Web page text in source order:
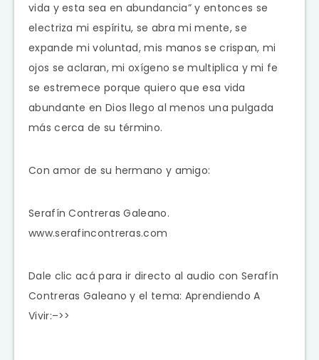
vida y esta sea en abundancia” y entonces se
electriza mi espíritu, se abra mi mente, se
expande mi voluntad, mis manos se crispan, mi
ojos se aclaran, mi oxígeno se multiplica y mi fe
se estremece porque quiero que esa vida
abundante en Dios llego al menos una pulgada
más cerca de su término.
Con amor de su hermano y amigo:
Serafín Contreras Galeano.
www.serafincontreras.com
Dale clic acá para ir directo al audio con Serafín
Contreras Galeano y el tema: Aprendiendo A
Vivir:–>>